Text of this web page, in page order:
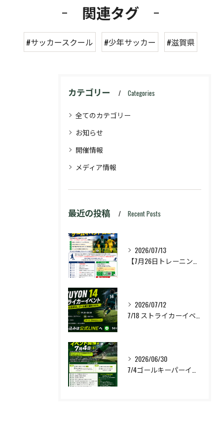
関連タグ
#サッカースクール #少年サッカー #滋賀県
カテゴリー Categories
全てのカテゴリー
お知らせ
開催情報
メディア情報
最近の投稿 Recent Posts
2026/07/13
2026/07/12
2026/06/30